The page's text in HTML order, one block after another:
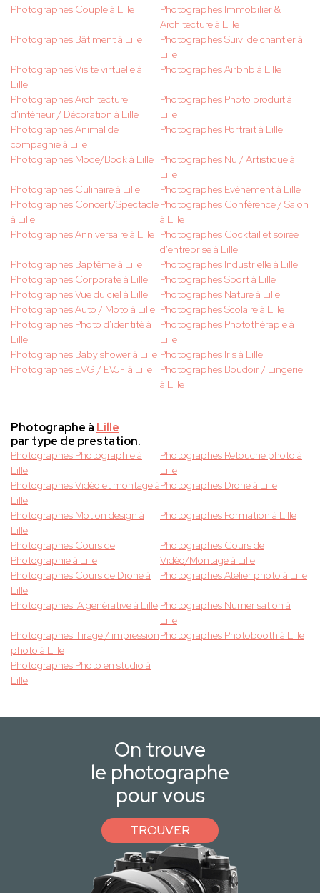
Photographes Couple à Lille
Photographes Immobilier &
Architecture à Lille
Photographes Bâtiment à Lille
Photographes Suivi de chantier à
Lille
Photographes Visite virtuelle à
Lille
Photographes Airbnb à Lille
Photographes Architecture
d'intérieur / Décoration à Lille
Photographes Photo produit à
Lille
Photographes Animal de
compagnie à Lille
Photographes Portrait à Lille
Photographes Mode/Book à Lille Photographes Nu / Artistique à
Lille
Photographes Culinaire à Lille
Photographes Evènement à Lille
Photographes Concert/Spectacle
à Lille
Photographes Conférence / Salon
à Lille
Photographes Anniversaire à Lille Photographes Cocktail et soirée
d'entreprise à Lille
Photographes Baptême à Lille
Photographes Industrielle à Lille
Photographes Corporate à Lille
Photographes Sport à Lille
Photographes Vue du ciel à Lille
Photographes Nature à Lille
Photographes Auto / Moto à Lille Photographes Scolaire à Lille
Photographes Photo d'identité à
Lille
Photographes Photothérapie à
Lille
Photographes Baby shower à Lille Photographes Iris à Lille
Photographes EVG / EVJF à Lille
Photographes Boudoir / Lingerie
à Lille
Photographe à Lille
par type de prestation.
Photographes Photographie à
Lille
Photographes Retouche photo à
Lille
Photographes Vidéo et montage à
Lille
Photographes Drone à Lille
Photographes Motion design à
Lille
Photographes Formation à Lille
Photographes Cours de
Photographie à Lille
Photographes Cours de
Vidéo/Montage à Lille
Photographes Cours de Drone à
Lille
Photographes Atelier photo à Lille
Photographes IA générative à Lille Photographes Numérisation à
Lille
Photographes Tirage / impression
photo à Lille
Photographes Photobooth à Lille
Photographes Photo en studio à
Lille
On trouve
le photographe
pour vous
TROUVER